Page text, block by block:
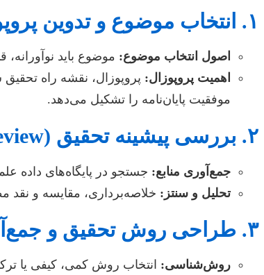
۱. انتخاب موضوع و تدوین پروپوزال
اصول انتخاب موضوع: موضوع باید
اهمیت پروپوزال: پروپوزال، نقشه راه
موفقیت پایان‌نامه را تشکیل می‌دهد.
۲. بررسی پیشینه تحقیق (Literature Review)
جمع‌آوری منابع: جستجو در پایگاه‌های داده
تحلیل و سنتز: خلاصه‌برداری، مقایسه و
۳. طراحی روش تحقیق و جمع‌آوری داده‌ها
روش‌شناسی: انتخاب روش کمی، کیفی یا